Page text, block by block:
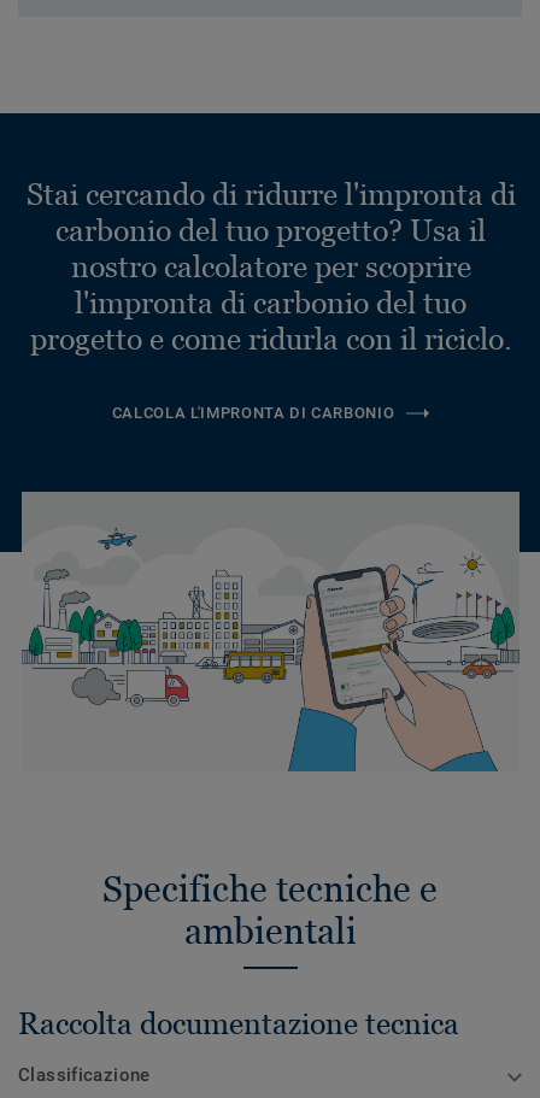
Stai cercando di ridurre l'impronta di
carbonio del tuo progetto? Usa il
nostro calcolatore per scoprire
l'impronta di carbonio del tuo
progetto e come ridurla con il riciclo.
CALCOLA L'IMPRONTA DI CARBONIO
Specifiche tecniche e
ambientali
Raccolta documentazione tecnica
Classificazione